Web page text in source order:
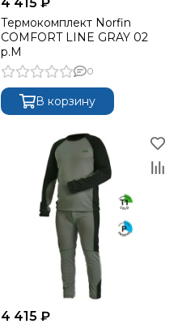
Термокомплект Norfin
COMFORT LINE GRAY 02
р.M
0
В корзину
4 415 ₽